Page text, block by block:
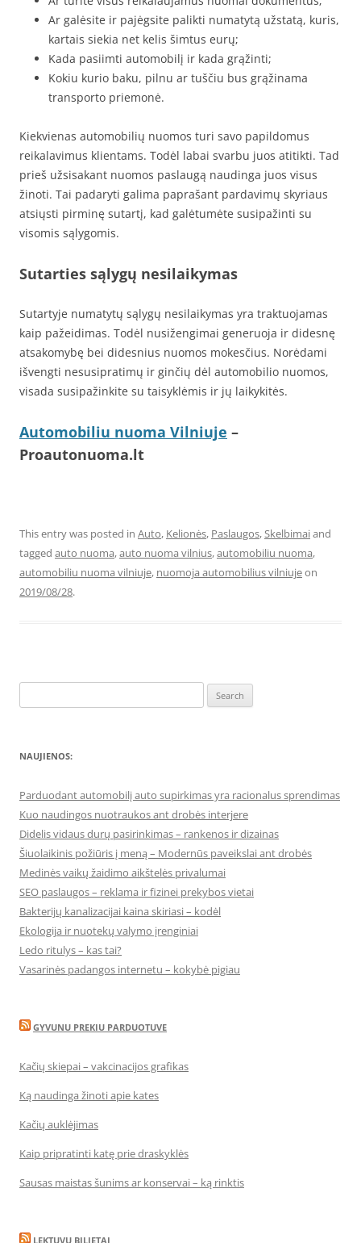
Ar galėsite ir pajėgsite palikti numatytą užstatą, kuris,
kartais siekia net kelis šimtus eurų;
Kada pasiimti automobilį ir kada grąžinti;
Kokiu kurio baku, pilnu ar tuščiu bus grąžinama
transporto priemonė.
Kiekvienas automobilių nuomos turi savo papildomus
reikalavimus klientams. Todėl labai svarbu juos atitikti. Tad
prieš užsisakant nuomos paslaugą naudinga juos visus
žinoti. Tai padaryti galima paprašant pardavimų skyriaus
atsiųsti pirminę sutartį, kad galėtumėte susipažinti su
visomis sąlygomis.
Sutarties sąlygų nesilaikymas
Sutartyje numatytų sąlygų nesilaikymas yra traktuojamas
kaip pažeidimas. Todėl nusižengimai generuoja ir didesnę
atsakomybę bei didesnius nuomos mokesčius. Norėdami
išvengti nesusipratimų ir ginčių dėl automobilio nuomos,
visada susipažinkite su taisyklėmis ir jų laikykitės.
Automobiliu nuoma Vilniuje –
Proautonuoma.lt
This entry was posted in Auto, Kelionės, Paslaugos,Skelbimaiand
tagged auto nuoma,auto nuoma vilnius,automobiliu nuoma,
automobiliu nuoma vilniuje, nuomoja automobilius vilniujeon
2019/08/28.
for:
NAUJIENOS:
Parduodant automobilį auto supirkimas yra racionalus sprendimas
Kuo naudingos nuotraukos ant drobės interjere
Didelis vidaus durų pasirinkimas – rankenos ir dizainas
Šiuolaikinis požiūris į meną – Modernūs paveikslai ant drobės
Medinės vaikų žaidimo aikštelės privalumai
SEO paslaugos – reklama ir fizinei prekybos vietai
Bakterijų kanalizacijai kaina skiriasi – kodėl
Ekologija ir nuotekų valymo įrenginiai
Ledo ritulys – kas tai?
Vasarinės padangos internetu – kokybė pigiau
GYVUNU PREKIU PARDUOTUVE
Kačių skiepai – vakcinacijos grafikas
Ką naudinga žinoti apie kates
Kačių auklėjimas
Kaip pripratinti katę prie draskyklės
Sausas maistas šunims ar konservai – ką rinktis
LEKTUVU BILIETAI